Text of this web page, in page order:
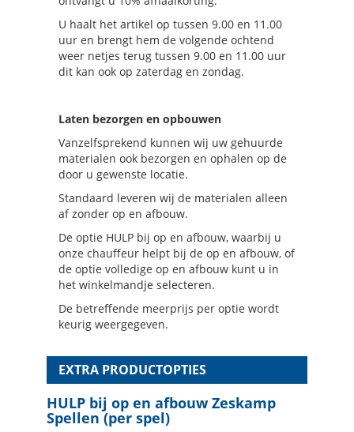
U haalt het artikel op tussen 9.00 en 11.00
uur en brengt hem de volgende ochtend
weer netjes terug tussen 9.00 en 11.00 uur
dit kan ook op zaterdag en zondag.
Laten bezorgen en opbouwen
Vanzelfsprekend kunnen wij uw gehuurde
materialen ook bezorgen en ophalen op de
door u gewenste locatie.
Standaard leveren wij de materialen alleen
af zonder op en afbouw.
De optie HULP bij op en afbouw, waarbij u
onze chauffeur helpt bij de op en afbouw, of
de optie volledige op en afbouw kunt u in
het winkelmandje selecteren.
De betreffende meerprijs per optie wordt
keurig weergegeven.
EXTRA PRODUCTOPTIES
HULP bij op en afbouw Zeskamp
Spellen (per spel)